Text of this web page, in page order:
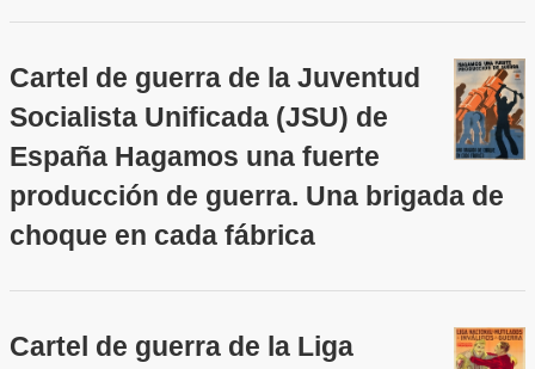
Cartel de guerra de la Juventud
Socialista Unificada (JSU) de
España Hagamos una fuerte
producción de guerra. Una brigada de
choque en cada fábrica
Cartel de guerra de la Liga